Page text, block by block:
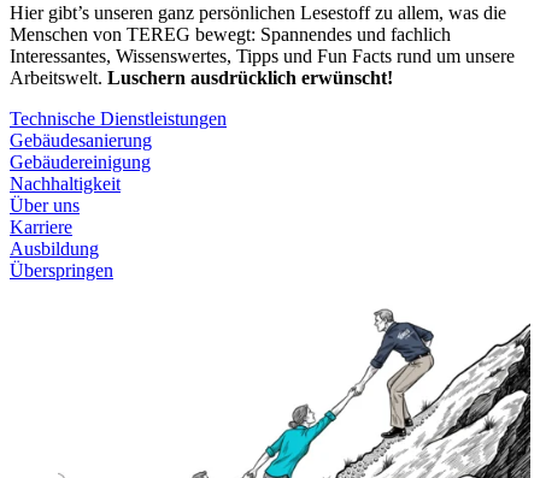
Hier gibt’s unseren ganz persönlichen Lesestoff zu allem, was die
Menschen von TEREG bewegt: Spannendes und fachlich
Interessantes, Wissenswertes, Tipps und Fun Facts rund um unsere
Arbeitswelt. Luschern ausdrücklich erwünscht!
Technische Dienstleistungen
Gebäudesanierung
Gebäudereinigung
Nachhaltigkeit
Über uns
Karriere
Ausbildung
Überspringen